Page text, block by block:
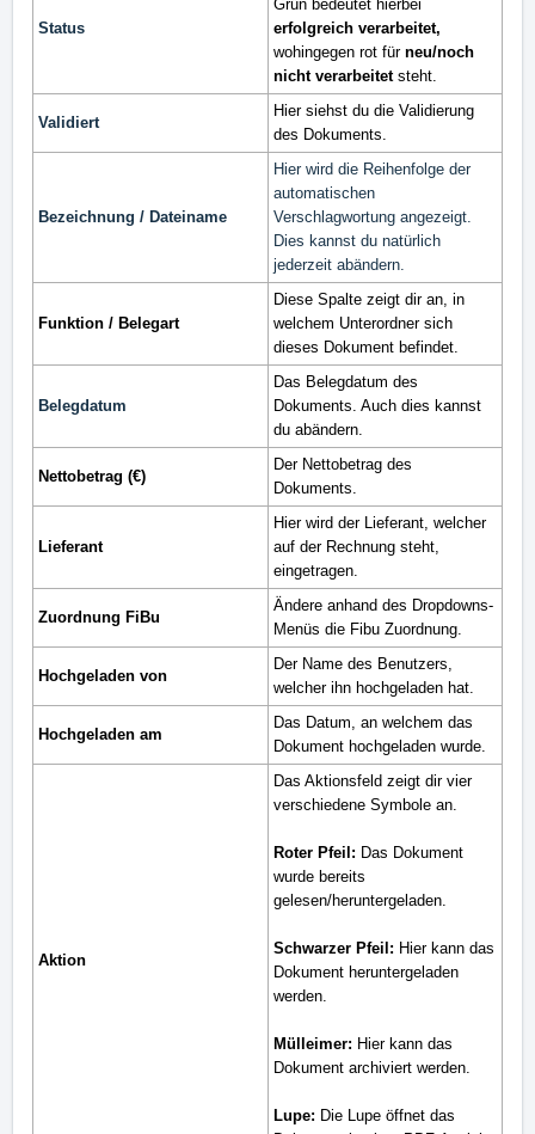
Status
Grün bedeutet hierbei
erfolgreich verarbeitet,
wohingegen rot für neu/noch
nicht verarbeitetsteht.
Validiert
Hier siehst du die Validierung
des Dokuments.
Bezeichnung / Dateiname
Hier wird die Reihenfolge der
automatischen
Verschlagwortung angezeigt.
Dies kannst du natürlich
jederzeit abändern.
Funktion / Belegart
Diese Spalte zeigt dir an, in
welchem Unterordner sich
dieses Dokument befindet.
Belegdatum
Das Belegdatum des
Dokuments. Auch dies kannst
du abändern.
Nettobetrag (€)
Der Nettobetrag des
Dokuments.
Lieferant
Hier wird der Lieferant, welcher
auf der Rechnung steht,
eingetragen.
Zuordnung FiBu
Ändere anhand des Dropdowns-
Menüs die Fibu Zuordnung.
Hochgeladen von
Der Name des Benutzers,
welcher ihn hochgeladen hat.
Hochgeladen am
Das Datum, an welchem das
Dokument hochgeladen wurde.
Aktion
Das Aktionsfeld zeigt dir vier
verschiedene Symbole an.
Roter Pfeil: Das Dokument
wurde bereits
gelesen/heruntergeladen.
Schwarzer Pfeil: Hier kann das
Dokument heruntergeladen
werden.
Mülleimer: Hier kann das
Dokument archiviert werden.
Lupe: Die Lupe öffnet das